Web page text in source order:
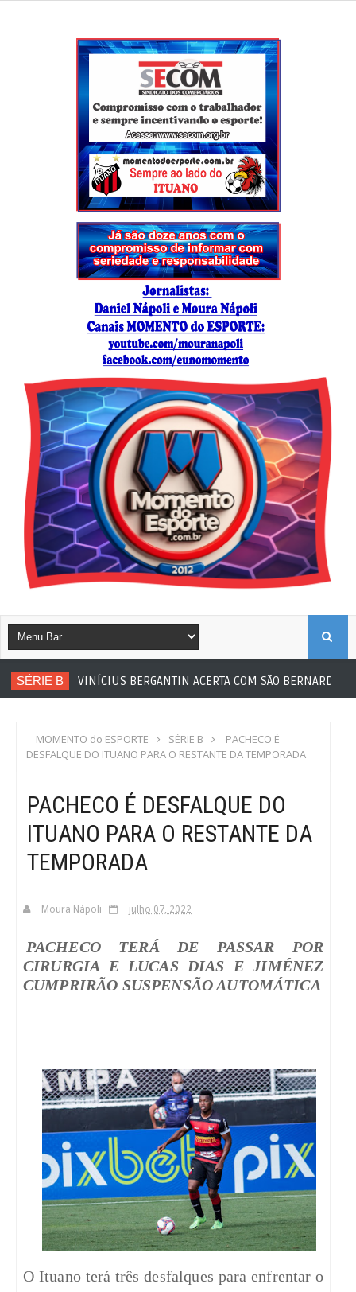
B VINÍCIUS BERGANTIN ACERTA COM SÃO BERNARDO
MOMENTO do ESPORTE SÉRIE B
PACHECO É
DESFALQUE DO ITUANO PARA O RESTANTE DA TEMPORADA
PACHECO É DESFALQUE DO
ITUANO PARA O RESTANTE DA
TEMPORADA
Moura Nápoli julho 07, 2022
PACHECO TERÁ DE PASSAR POR
CIRURGIA E LUCAS DIAS E JIMÉNEZ
CUMPRIRÃO SUSPENSÃO AUTOMÁTICA
O Ituano terá três desfalques para enfrentar o